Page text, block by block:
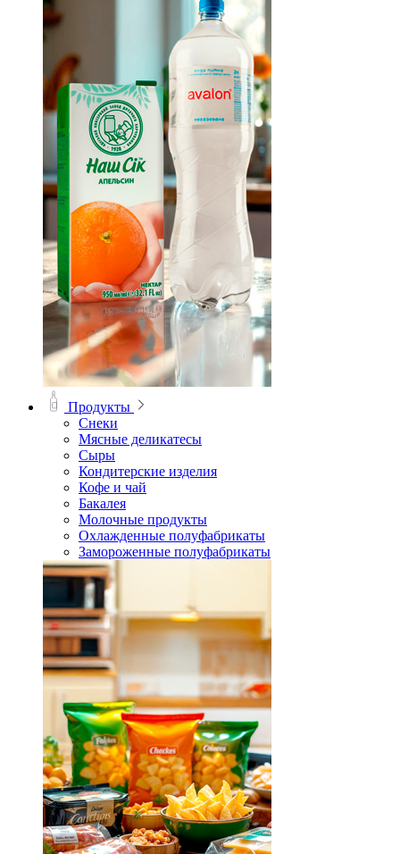
Продукты
Снеки
Мясные деликатесы
Сыры
Кондитерские изделия
Кофе и чай
Бакалея
Молочные продукты
Охлажденные полуфабрикаты
Замороженные полуфабрикаты